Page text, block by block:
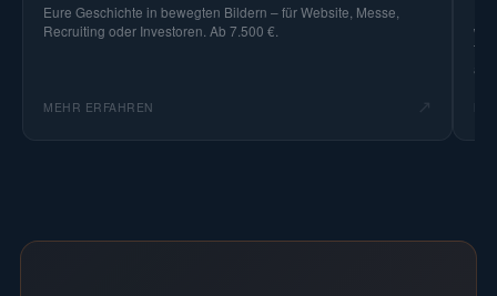
Eure Geschichte in bewegten Bildern – für Website, Messe,
Recruiting oder Investoren. Ab 7.500 €.
MEHR ERFAHREN ↗